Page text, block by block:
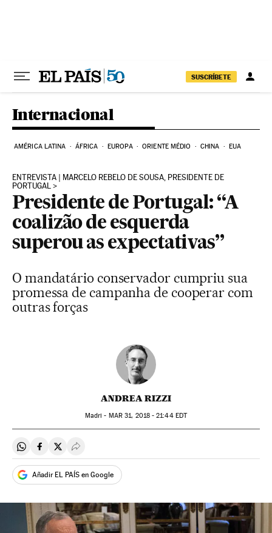
SUSCRÍBETE
Internacional
AMÉRICA LATINA ÁFRICA EUROPA ORIENTE MÉDIO CHINA EUA
ENTREVISTA | MARCELO REBELO DE SOUSA, PRESIDENTE DE
PORTUGAL
Presidente de Portugal: “A
coalizão de esquerda
superou as expectativas”
O mandatário conservador cumpriu sua
promessa de campanha de cooperar com
outras forças
ANDREA RIZZI
Madri - MAR 31, 2018 - 21:44EDT
Compartir en Whatsapp
Compartir en Facebook
Compartir en Twitter
Desplegar Redes Sociales
Añadir EL PAÍS en Google